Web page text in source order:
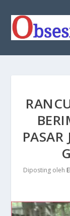
Diposting oleh